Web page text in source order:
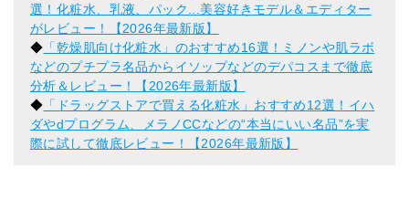
選！化粧水、乳液、パック...美容好きモデル＆エディター
がレビュー！【2026年最新版】
◆ 「乾燥肌向け化粧水」のおすすめ16選！ミノンや肌ラボ
などのプチプラ名品からイソップなどのデパコスまで徹底
分析＆レビュー！【2026年最新版】
◆ 「ドラッグストアで買える化粧水」おすすめ12選！イハ
ダやdプログラム、メラノCCなどの“本当にいい名品”を実
際に試して徹底レビュー！【2026年最新版】